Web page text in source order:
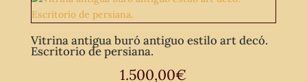
Vitrina antigua buró antiguo estilo art decó.
Escritorio de persiana.
1.500,00€